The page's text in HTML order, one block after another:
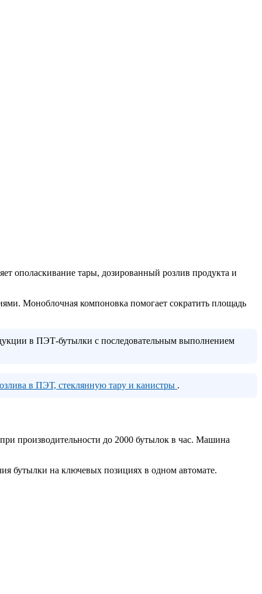
ополаскивание тары, дозированный розлив продукта и
Моноблочная компоновка помогает сократить площадь
в ПЭТ-бутылки с последовательным выполнением
в ПЭТ, стеклянную тару и канистры .
производительности до 2000 бутылок в час. Машина
бутылки на ключевых позициях в одном автомате.